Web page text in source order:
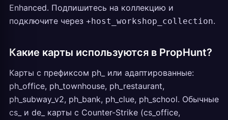
Enhanced. Подпишитесь на коллекцию и
подключите через +host_workshop_collection.
Какие карты используются в PropHunt?
Карты с префиксом ph_ или адаптированные:
ph_office, ph_townhouse, ph_restaurant,
ph_subway_v2, ph_bank, ph_clue, ph_school. Обычные
cs_ и de_ карты с Counter-Strike (cs_office,